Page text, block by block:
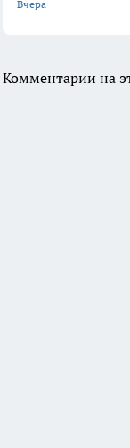
Вчера
Комментарии на